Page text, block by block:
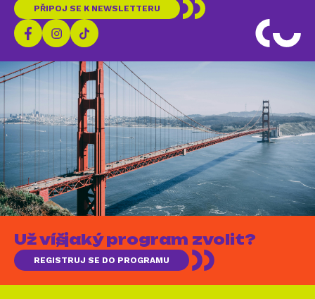
PŘIPOJ SE K NEWSLETTERU
Už víš, jaký program zvolit?
REGISTRUJ SE DO PROGRAMU